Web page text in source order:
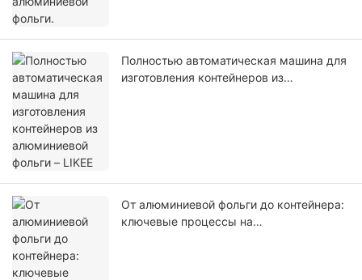
Полностью автоматическая машина для
изготовления контейнеров из
От алюминиевой фольги до контейнера:
ключевые процессы на